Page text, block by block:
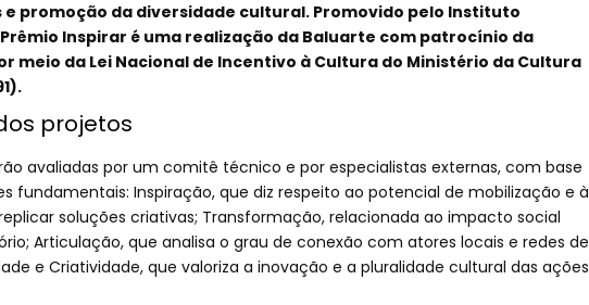
e promoção da diversidade cultural. Promovido pelo Instituto
Inspirar é uma realização da Baluarte com patrocínio da
meio da Lei Nacional de Incentivo à Cultura do Ministério da Cultura
projetos
avaliadas por um comitê técnico e por especialistas externas, com base
fundamentais: Inspiração, que diz respeito ao potencial de mobilização e à
soluções criativas; Transformação, relacionada ao impacto social
Articulação, que analisa o grau de conexão com atores locais e redes de
e Criatividade, que valoriza a inovação e a pluralidade cultural das ações